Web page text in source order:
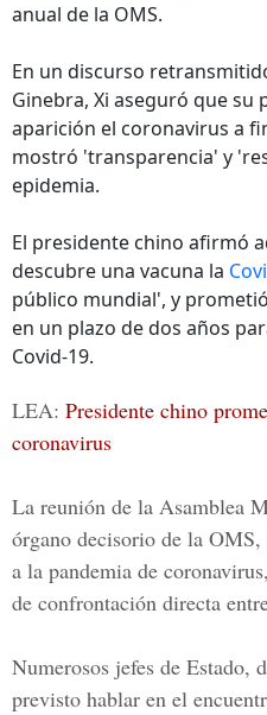
anual de la OMS.
En un discurso
Ginebra, Xi aseguró que su
aparición el coronavirus a
mostró 'transparencia' y
epidemia.
El presidente chino afirmó
descubre una vacuna la
público mundial', y
en un plazo de dos años
Covid-19.
LEA: Presidente chino
coronavirus
La reunión de la Asamblea
órgano decisorio de la OMS,
a la pandemia de
de confrontación directa
Numerosos jefes de Estado,
previsto hablar en el